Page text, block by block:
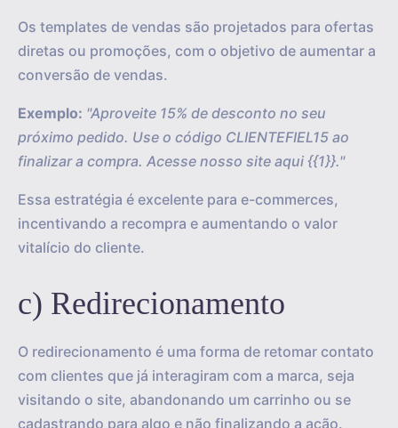
Os templates de vendas são projetados para ofertas
diretas ou promoções, com o objetivo de aumentar a
conversão de vendas.
Exemplo: "Aproveite 15% de desconto no seu
próximo pedido. Use o código CLIENTEFIEL15 ao
finalizar a compra. Acesse nosso site aqui {{1}}."
Essa estratégia é excelente para e-commerces,
incentivando a recompra e aumentando o valor
vitalício do cliente.
c) Redirecionamento
O redirecionamento é uma forma de retomar contato
com clientes que já interagiram com a marca, seja
visitando o site, abandonando um carrinho ou se
cadastrando para algo e não finalizando a ação.